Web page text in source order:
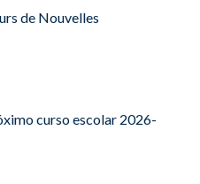
de Nouvelles
curso escolar 2026-